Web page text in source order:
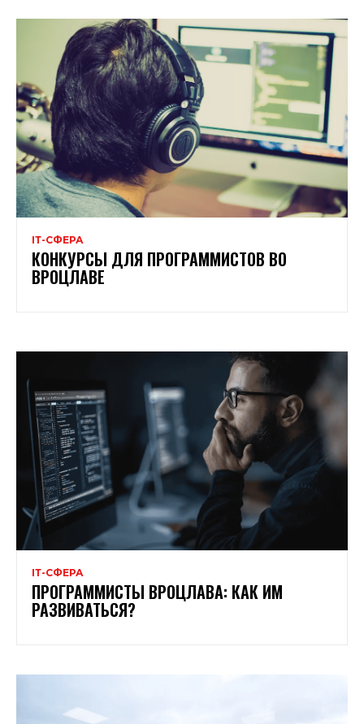
ІТ-СФЕРА
КОНКУРСЫ ДЛЯ ПРОГРАММИСТОВ ВО
ВРОЦЛАВЕ
ІТ-СФЕРА
ПРОГРАММИСТЫ ВРОЦЛАВА: КАК ИМ
РАЗВИВАТЬСЯ?